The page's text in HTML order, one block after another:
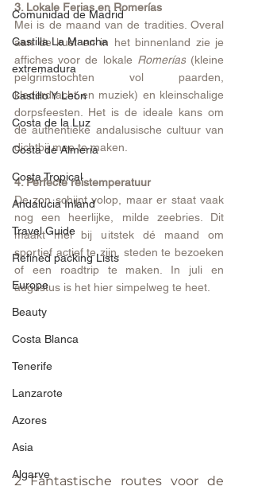
Comunidad de Madrid
Castilla La Mancha
extremadura
Castillo Y León
Costa de la Luz
Costa de Almeria
Costa Tropical
Andalucia Inland
Travel Guide
Refined packing Lists
Europe
Beauty
Costa Blanca
Tenerife
Lanzarote
Azores
Asia
Algarve
3. Lokale Ferias en Romerías
Mei is de maand van de tradities. Overal
aan de kust en in het binnenland zie je
affiches voor de lokale Romerías (kleine
pelgrimstochten vol paarden,
klederdracht en muziek) en kleinschalige
dorpsfeesten. Het is de ideale kans om
de authentieke andalusische cultuur van
dichtbij mee te maken.
4. Perfecte reistemperatuur
De zon schijnt volop, maar er staat vaak
nog een heerlijke, milde zeebries. Dit
maakt mei bij uitstek dé maand om
sportief actief te zijn, steden te bezoeken
of een roadtrip te maken. In juli en
augustus is het hier simpelweg te heet.
2 Fantastische routes voor de